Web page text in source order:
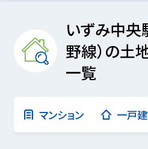
いずみ中央
野線）の
一覧
マンション 一戸